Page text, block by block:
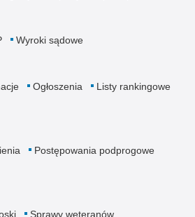
Wyroki sądowe
Ogłoszenia
Listy rankingowe
Postępowania podprogowe
Sprawy weteranów